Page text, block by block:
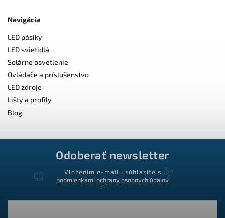
Navigácia
LED pásiky
LED svietidlá
Solárne osvetlenie
Ovládače a príslušenstvo
LED zdroje
Lišty a profily
Blog
Odoberať newsletter
Vložením e-mailu súhlasíte s
podmienkami ochrany osobných údajov